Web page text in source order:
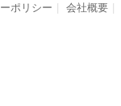
ポリシー 会社概要